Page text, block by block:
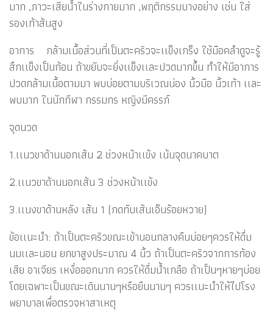
มาก ,ภาวะเสียน้ำในร่างกายมาก ,พฤติกรรมบางอย่าง เช่น ใส่
รองเท้าส้นสูง
อาการ กล้ามเนื้อส่วนที่เป็นตะคริวจะเเข็งเกร็ง ใช้มือคลำดูจะรู้
สึกเเข็งเป็นก้อน ถ้าขยับจะยิ่งเเข็งเเละปวดมากขึ้น ทำให้มีอาการ
ปวดกล้ามเนื้อตามมา พบบ่อยตามบริเวณน่อง นิ้วมือ นิ้วเท้า เเละ
พบมาก ในนักกีฬา กรรมกร หญิงมีครรภ์
จุดนวด
1.เเนวขาด้านนอกเส้น 2 ช่วงหน้าเเข้ง เน้นจุดนาคบาต
2.เเนวขาด้านนอกเส้น 3 ช่วงหน้าเเข้ง
3.เเนงขาด้านหลัง เส้น 1 (กดทับเส้นเอ็นร้อยหวาย)
ข้อเเนะนำ: ถ้าเป็นตะคริวขณะเข้านอนกลางคืนบ่อยๆควรให้ดื่ม
นมเเละนอน ยกขาสูงประมาณ 4 นิ้ว ถ้าเป็นตะคริวจากการท้อง
เสีย อาเจียร เหงื่อออกมาก ควรให้ดื่มน้ำเกลือ ถ้าเป็นๆหายๆบ่อย
โดยเฉพาะเป็นขณะเดินนานๆหรือยืนนานๆ ควรเเนะนำให้ไปโรง
พยาบาลเพื่อตรวจหาสาเหตุ